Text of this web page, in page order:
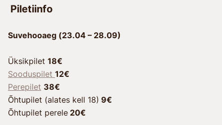
Piletiinfo
Suvehooaeg (23.04 – 28.09)
Üksikpilet 18€
Sooduspilet 12€
Perepilet 38€
Õhtupilet (alates kell 18) 9€
Õhtupilet perele 20€